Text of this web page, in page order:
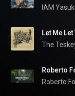
IAM
Let Me
The
Roberto